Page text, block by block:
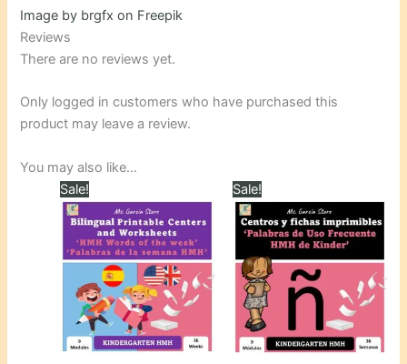
Image by brgfx on Freepik
Reviews
There are no reviews yet.
Only logged in customers who have purchased this
product may leave a review.
You may also like…
Sale!
Sale!